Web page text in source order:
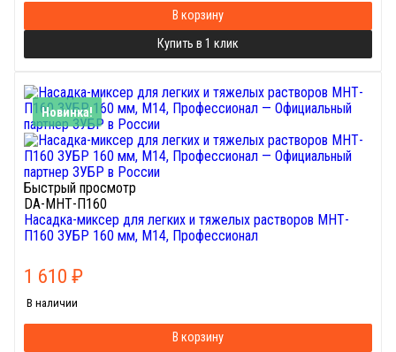
В корзину
Купить в 1 клик
Новинка!
Быстрый просмотр
DA-МНТ-П160
Насадка-миксер для легких и тяжелых растворов МНТ-
П160 ЗУБР 160 мм, М14, Профессионал
1 610 ₽
В наличии
В корзину